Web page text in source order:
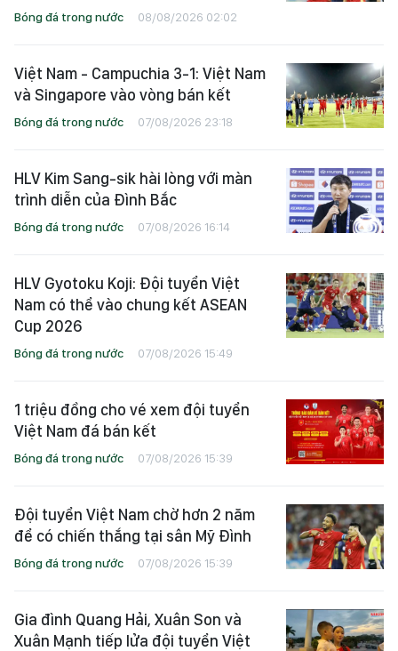
Bóng đá trong nước 08/08/2026 02:02
Việt Nam - Campuchia 3-1: Việt Nam
và Singapore vào vòng bán kết
Bóng đá trong nước 07/08/2026 23:18
HLV Kim Sang-sik hài lòng với màn
trình diễn của Đình Bắc
Bóng đá trong nước 07/08/2026 16:14
HLV Gyotoku Koji: Đội tuyển Việt
Nam có thể vào chung kết ASEAN
Cup 2026
Bóng đá trong nước 07/08/2026 15:49
1 triệu đồng cho vé xem đội tuyển
Việt Nam đá bán kết
Bóng đá trong nước 07/08/2026 15:39
Đội tuyển Việt Nam chờ hơn 2 năm
để có chiến thắng tại sân Mỹ Đình
Bóng đá trong nước 07/08/2026 15:39
Gia đình Quang Hải, Xuân Son và
Xuân Mạnh tiếp lửa đội tuyển Việt